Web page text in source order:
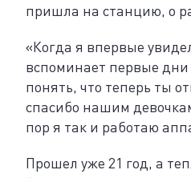
пришла на станцию, о
«Когда я впервые
вспоминает первые дни
понять, что теперь ты
спасибо нашим
пор я так и работаю
Прошел уже 21 год, а